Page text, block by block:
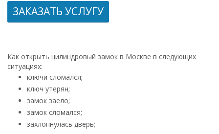
ЗАКАЗАТЬ УСЛУГУ
Как открыть цилиндровый замок в Москве в следующих
ситуациях:
ключи сломался;
ключ утерян;
замок заело;
замок сломался;
захлопнулась дверь;